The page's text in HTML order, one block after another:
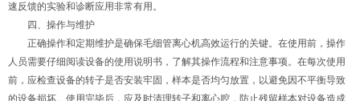
速反馈的实验和诊断应用非常有用。
四、操作与维护
正确操作和定期维护是确保毛细管离心机高效运行的关键。在使用前，操作
人员需要仔细阅读设备的使用说明书，了解其操作流程和注意事项。在每次使用
前，应检查设备的转子是否安装牢固，样本是否均匀放置，以避免因不平衡导致
的设备损坏。使用完毕后，应及时清理转子和离心腔，防止残留样本对设备造成